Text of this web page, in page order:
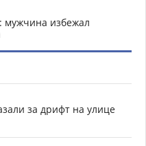
мужчина избежал
за дрифт на улице